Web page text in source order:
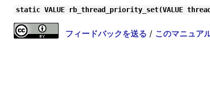
static VALUE rb_thread_priority_set(VALUE
フィードバックを送る / このマニュア